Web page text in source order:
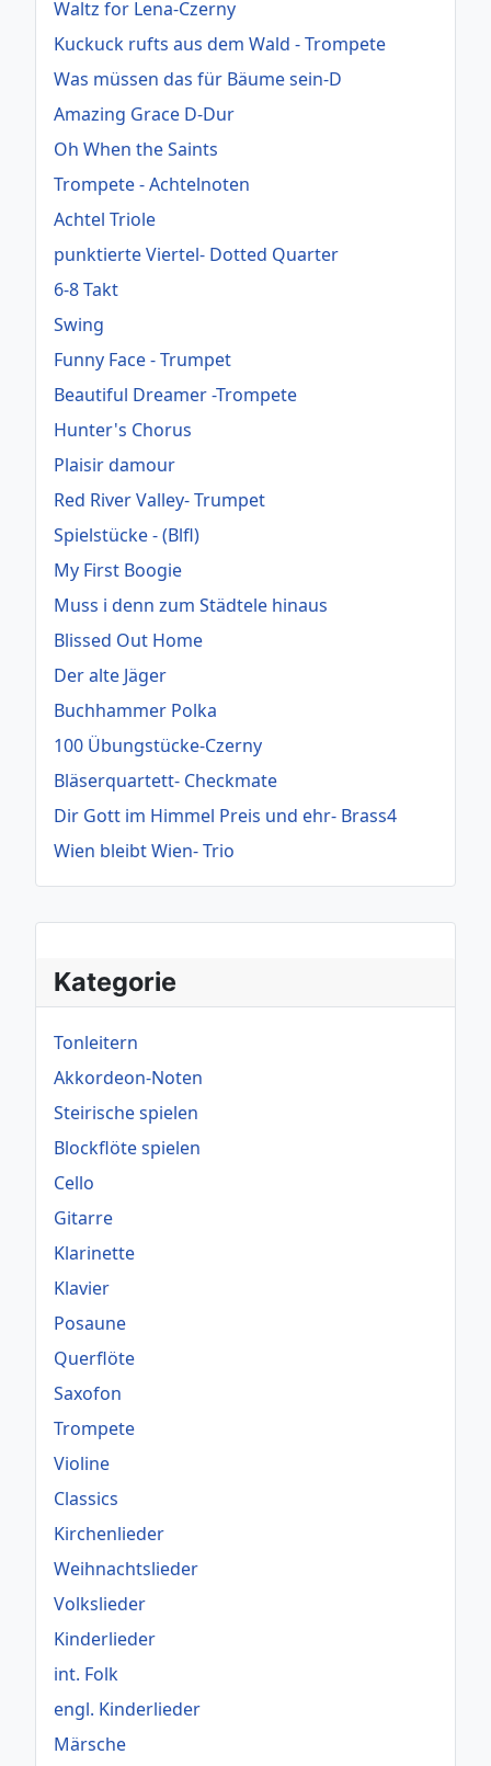
Kategorie
Tonleitern
Akkordeon-Noten
Steirische spielen
Blockflöte spielen
Cello
Gitarre
Klarinette
Klavier
Posaune
Querflöte
Saxofon
Trompete
Violine
Classics
Kirchenlieder
Weihnachtslieder
Volkslieder
Kinderlieder
int. Folk
engl. Kinderlieder
Märsche
Waltz for Lena-Czerny
Kuckuck rufts aus dem Wald - Trompete
Was müssen das für Bäume sein-D
Amazing Grace D-Dur
Oh When the Saints
Trompete - Achtelnoten
Achtel Triole
punktierte Viertel- Dotted Quarter
6-8 Takt
Swing
Funny Face - Trumpet
Beautiful Dreamer -Trompete
Hunter's Chorus
Plaisir damour
Red River Valley- Trumpet
Spielstücke - (Blfl)
My First Boogie
Muss i denn zum Städtele hinaus
Blissed Out Home
Der alte Jäger
Buchhammer Polka
100 Übungstücke-Czerny
Bläserquartett- Checkmate
Dir Gott im Himmel Preis und ehr- Brass4
Wien bleibt Wien- Trio